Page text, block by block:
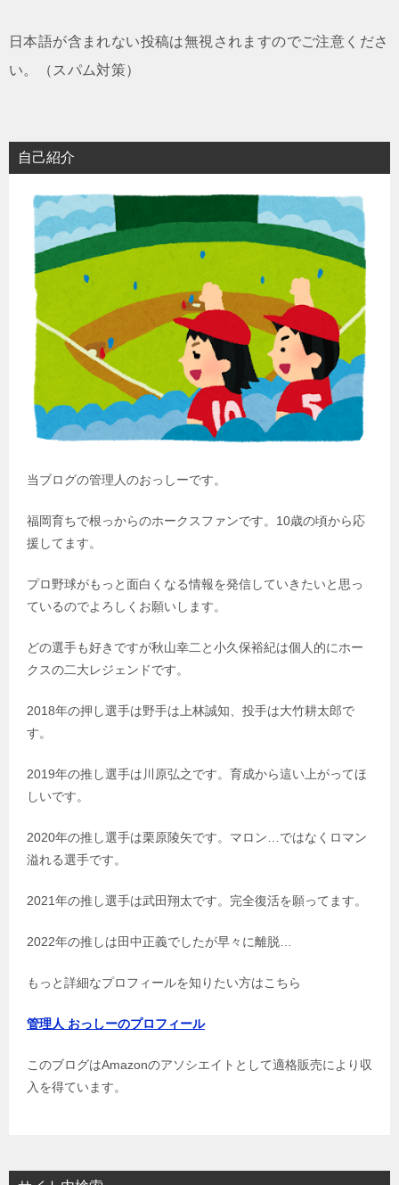
日本語が含まれない投稿は無視されますのでご注意くださ
い。（スパム対策）
自己紹介
当ブログの管理人のおっしーです。
福岡育ちで根っからのホークスファンです。10歳の頃から応
援してます。
プロ野球がもっと面白くなる情報を発信していきたいと思っ
ているのでよろしくお願いします。
どの選手も好きですが秋山幸二と小久保裕紀は個人的にホー
クスの二大レジェンドです。
2018年の押し選手は野手は上林誠知、投手は大竹耕太郎で
す。
2019年の推し選手は川原弘之です。育成から這い上がってほ
しいです。
2020年の推し選手は栗原陵矢です。マロン…ではなくロマン
溢れる選手です。
2021年の推し選手は武田翔太です。完全復活を願ってます。
2022年の推しは田中正義でしたが早々に離脱…
もっと詳細なプロフィールを知りたい方はこちら
管理人 おっしーのプロフィール
このブログはAmazonのアソシエイトとして適格販売により収
入を得ています。